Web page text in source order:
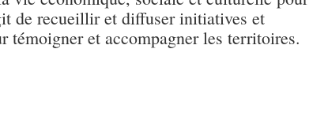
de recueillir et diffuser initiatives et
témoigner et accompagner les territoires.